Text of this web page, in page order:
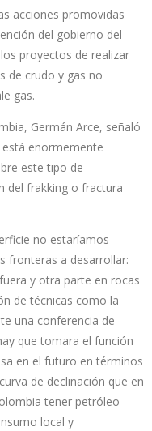
acciones promovidas
del gobierno del
proyectos de realizar
de crudo y gas no
gas.
Germán Arce, señaló
está enormemente
este tipo de
del frakking o fractura
no estaríamos
fronteras a desarrollar:
y otra parte en rocas
de técnicas como la
una conferencia de
que tomara el función
en el futuro en términos
de declinación que en
tener petróleo
local y